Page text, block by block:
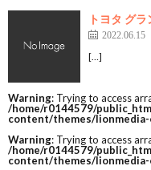
トヨタ グ
2022.06.15
[…]
Warning: Trying to access
/home/r0144579/
content/themes/
Warning: Trying to access
/home/r0144579/
content/themes/